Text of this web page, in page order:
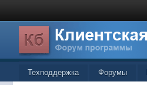
Техподдержка Форумы